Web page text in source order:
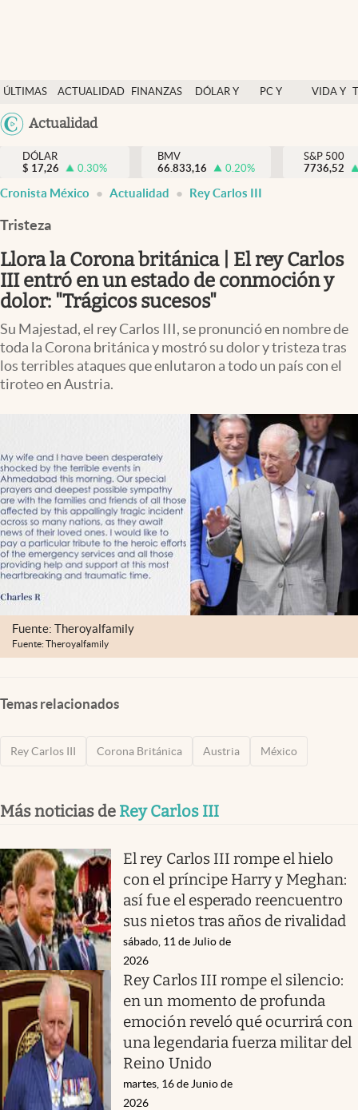
ÚLTIMAS
NOTICIAS
ACTUALIDAD
FINANZAS
DÓLAR Y
PC Y
VIDA Y
México
Actualidad
Actualidad
Finanzas y economía
Dólar y mercados
Pc y celular
Vida y estilo
Tv
Clima
abre en nueva pestaña
México
DÓLAR
$ 17,26 0.30%
BMV
66.833,16
0.20%
S&P 500
7736,52
Cronista México Actualidad Rey Carlos III
Tristeza
Llora la Corona británica | El rey Carlos
III entró en un estado de conmoción y
dolor: "Trágicos sucesos"
Su Majestad, el rey Carlos III, se pronunció en nombre de
toda la Corona británica y mostró su dolor y tristeza tras
los terribles ataques que enlutaron a todo un país con el
tiroteo en Austria.
Fuente: Theroyalfamily
Fuente: Theroyalfamily
Temas relacionados
Rey Carlos III Corona Británica Austria México
Más noticias de Rey Carlos III
El rey Carlos III rompe el hielo
con el príncipe Harry y Meghan:
así fue el esperado reencuentro
sus nietos tras años de rivalidad
sábado, 11 de Julio de
2026
Rey Carlos III rompe el silencio:
en un momento de profunda
emoción reveló qué ocurrirá con
una legendaria fuerza militar del
Reino Unido
martes, 16 de Junio de
2026